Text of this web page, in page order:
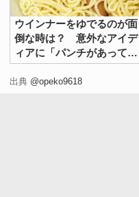
ウインナーをゆでるのが面
倒な時は？ 意外なアイデ
ィアに「パンチがあってう
まい！」
出典 @opeko9618